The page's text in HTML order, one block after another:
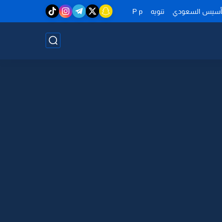
السعودي تنويه P p